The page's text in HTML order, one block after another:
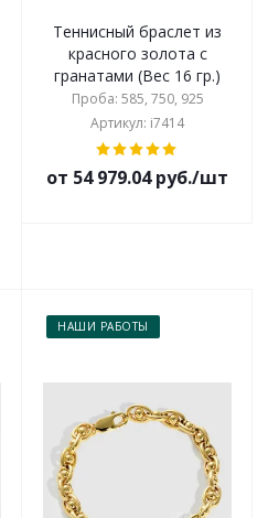
Теннисный браслет из
красного золота с
гранатами (Вес 16 гр.)
Проба: 585, 750, 925
Артикул: i7414
от 54 979.04 руб./шт
НАШИ РАБОТЫ